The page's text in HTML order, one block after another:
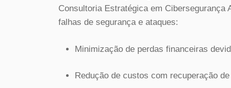
Consultoria Estratégica em
falhas de segurança e ataques:
Minimização de perdas financeiras
Redução de custos com recuperação